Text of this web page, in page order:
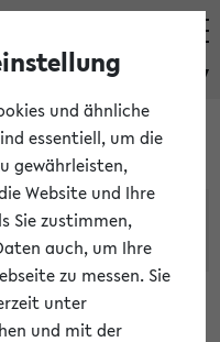
eKVV
und ähnliche
essentiell, um die
gewährleisten,
Website und Ihre
Sie zustimmen,
auch, um Ihre
zu messen. Sie
unter
und mit der